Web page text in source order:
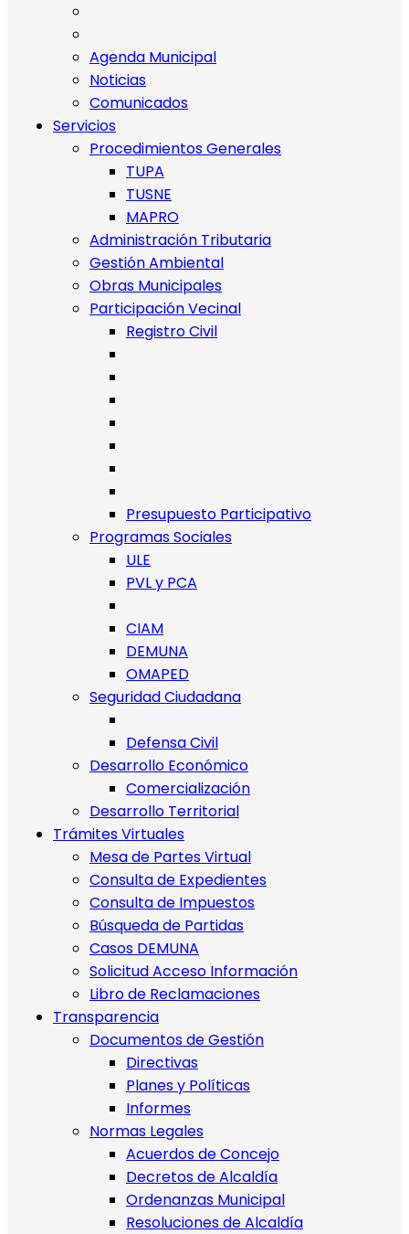
Agenda Municipal
Noticias
Comunicados
Servicios
Procedimientos Generales
TUPA
TUSNE
MAPRO
Administración Tributaria
Gestión Ambiental
Obras Municipales
Participación Vecinal
Registro Civil
Presupuesto Participativo
Programas Sociales
ULE
PVL y PCA
CIAM
DEMUNA
OMAPED
Seguridad Ciudadana
Defensa Civil
Desarrollo Económico
Comercialización
Desarrollo Territorial
Trámites Virtuales
Mesa de Partes Virtual
Consulta de Expedientes
Consulta de Impuestos
Búsqueda de Partidas
Casos DEMUNA
Solicitud Acceso Información
Libro de Reclamaciones
Transparencia
Documentos de Gestión
Directivas
Planes y Políticas
Informes
Normas Legales
Acuerdos de Concejo
Decretos de Alcaldía
Ordenanzas Municipal
Resoluciones de Alcaldía